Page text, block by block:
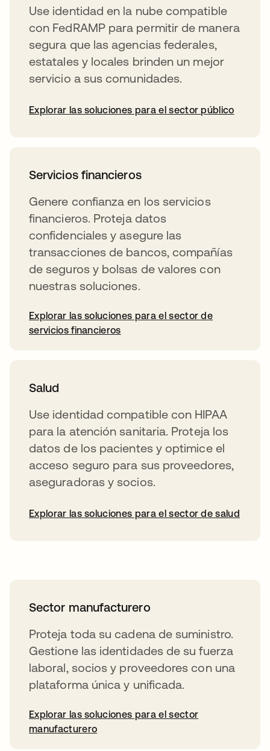
Use identidad en la nube compatible
con FedRAMP para permitir de manera
segura que las agencias federales,
estatales y locales brinden un mejor
servicio a sus comunidades.
Explorar las soluciones para el sector público
Servicios financieros
Genere confianza en los servicios
financieros. Proteja datos
confidenciales y asegure las
transacciones de bancos, compañías
de seguros y bolsas de valores con
nuestras soluciones.
Explorar las soluciones para el sector de
servicios financieros
Salud
Use identidad compatible con HIPAA
para la atención sanitaria. Proteja los
datos de los pacientes y optimice el
acceso seguro para sus proveedores,
aseguradoras y socios.
Explorar las soluciones para el sector de salud
Sector manufacturero
Proteja toda su cadena de suministro.
Gestione las identidades de su fuerza
laboral, socios y proveedores con una
plataforma única y unificada.
Explorar las soluciones para el sector
manufacturero